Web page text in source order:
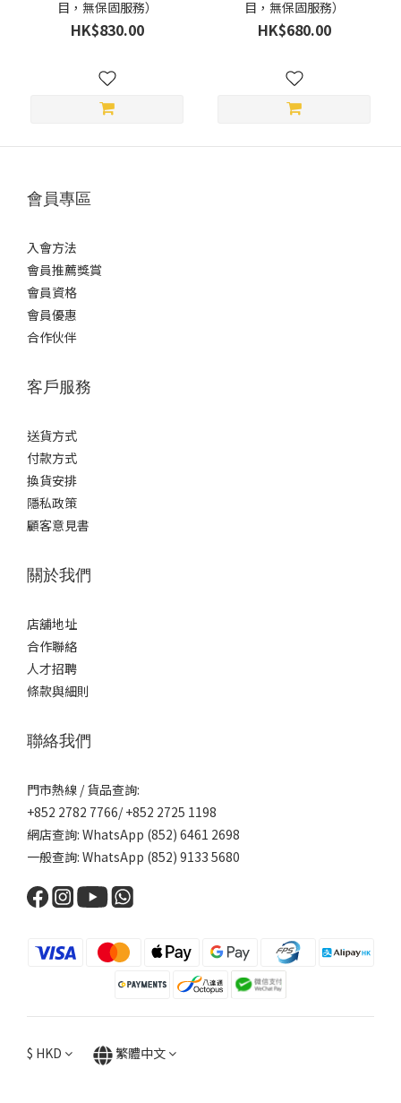
目，無保固服務）
HK$830.00
目，無保固服務）
HK$680.00
會員專區
入會方法
會員推薦獎賞
會員資格
會員優惠
合作伙伴
客戶服務
送貨方式
付款方式
換貨安排
隱私政策
顧客意見書
關於我們
店舖地址
合作聯絡
人才招聘
條款與細則
聯絡我們
門市熱線 / 貨品查詢:
+852 2782 7766/ +852 2725 1198
網店查詢: WhatsApp (852) 6461 2698
一般查詢: WhatsApp (852) 9133 5680
$ HKD 繁體中文